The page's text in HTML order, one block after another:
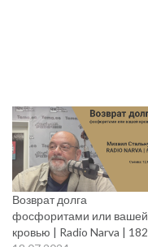
Возврат долга
фосфоритами или вашей
кровью | Radio Narva | 182